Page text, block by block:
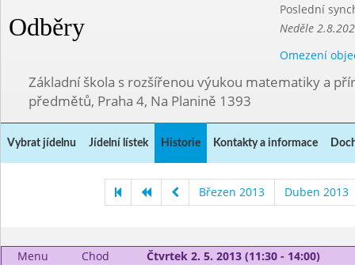
Odběry
Poslední
Neděle
Omezení
Základní škola s rozšířenou výukou matematiky a
předmětů, Praha 4, Na Planině 1393
Vybrat jídelnu Jídelní lístek Historie Kontakty a informace
Březen 2013 Duben 2013
Menu Chod Čtvrtek 2. 5. 2013 (11:30 - 14:00)